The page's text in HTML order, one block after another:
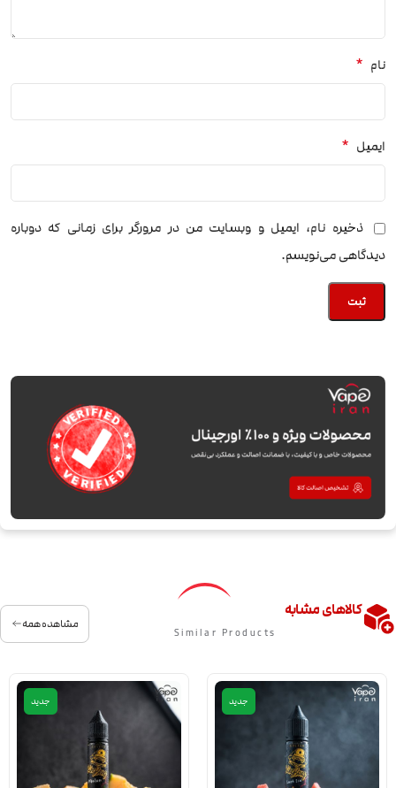
نام *
ایمیل *
ذخیره نام، ایمیل و وبسایت من در مرورگر برای زمانی که دوباره
دیدگاهی می‌نویسم.
کالاهای مشابه
Similar Products
مشاهده همه
جدید جدید